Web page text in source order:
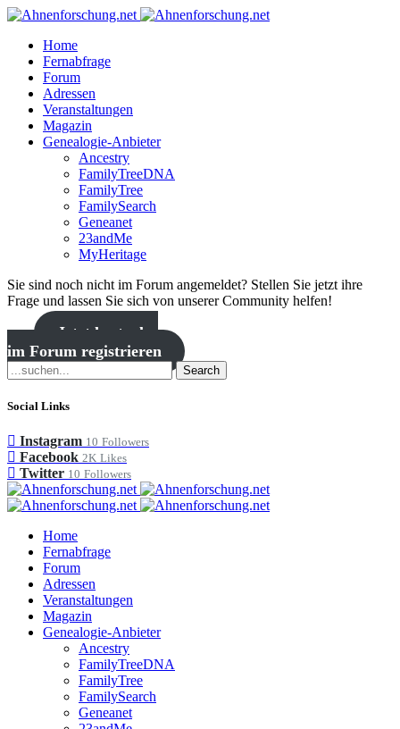
Home
Fernabfrage
Forum
Adressen
Veranstaltungen
Magazin
Genealogie-Anbieter
Ancestry
FamilyTreeDNA
FamilyTree
FamilySearch
Geneanet
23andMe
MyHeritage
Sie sind noch nicht im Forum angemeldet? Stellen Sie jetzt ihre
Frage und lassen Sie sich von unserer Community helfen!
Jetzt kostenlos
im Forum registrieren
Search
Social Links
Instagram 10 Followers
Facebook 2K Likes
Twitter 10 Followers
Home
Fernabfrage
Forum
Adressen
Veranstaltungen
Magazin
Genealogie-Anbieter
Ancestry
FamilyTreeDNA
FamilyTree
FamilySearch
Geneanet